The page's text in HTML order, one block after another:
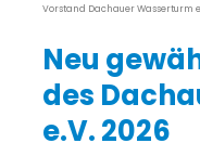
Vorstand Dachauer Wasserturm
Neu
des
e.V. 2026